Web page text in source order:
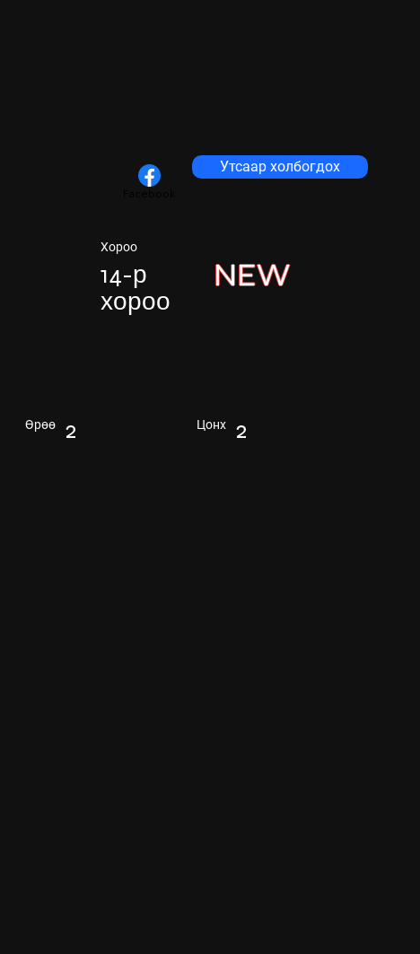
Хороо
14-р
хороо
NEW
Өрөө 2 Цонх 2
Утсаар холбогдох